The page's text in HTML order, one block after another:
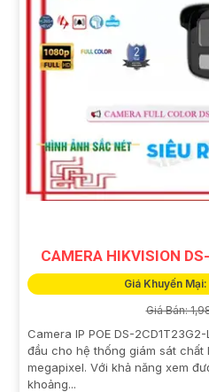
CAMERA HIKVISION
Giá Khuyến
Giá Bán:
Camera IP POE DS-
đầu cho hệ thống giám sát chất
megapixel. Với khả năng xem
khoảng...